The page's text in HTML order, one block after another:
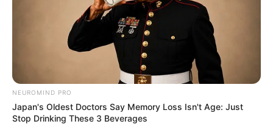
Think Your Crush Doesn't Notice You? Think Again
BRAINBERRIES
NEUROMIND PRO
Japan's Oldest Doctors Say Memory Loss Isn't Age: Just
Stop Drinking These 3 Beverages